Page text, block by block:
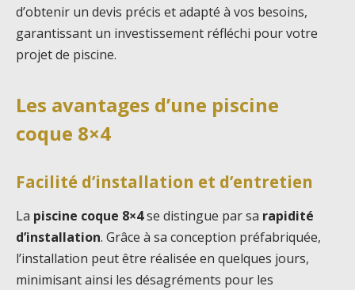
d’obtenir un devis précis et adapté à vos besoins,
garantissant un investissement réfléchi pour votre
projet de piscine.
Les avantages d’une piscine
coque 8×4
Facilité d’installation et d’entretien
La piscine coque 8×4se distingue par sa rapidité
d’installation. Grâce à sa conception préfabriquée,
l’installation peut être réalisée en quelques jours,
minimisant ainsi les désagréments pour les